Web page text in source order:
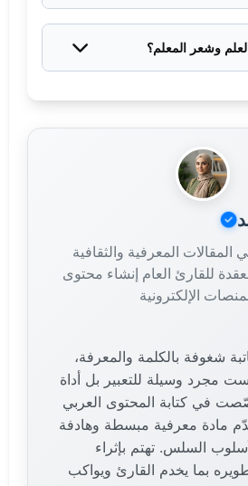
بيوم المعلم، وتشجيع الطلاب
العميقة.
وشعر المعلم؟
بينما شعر المعلم يركز على
وتضحياته ومكانته في
للأجيال.
المقالات المعرفية والثقافية
للقارئ العام إنشاء محتوى
الإلكترونية
شغوفة بالكلمة والمعرفة،
مجرد وسيلة للتعبير بل أداة
في كتابة المحتوى العربي
مادة معرفية مبسطة وهادفة
السلس. تهتم بإثراء
بما يخدم القارئ ويواكب